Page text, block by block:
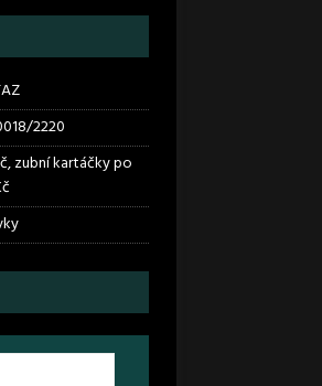
2220
zubní kartáčky po